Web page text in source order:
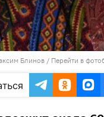
Блинов / Перейти в